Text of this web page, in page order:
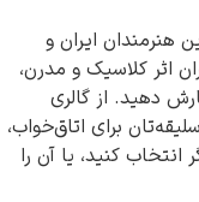
هنرمندان ایران و
اثر کلاسیک و مدرن،
دهید. از گالری
برای اتاق‌خواب،
کنید، یا آن را